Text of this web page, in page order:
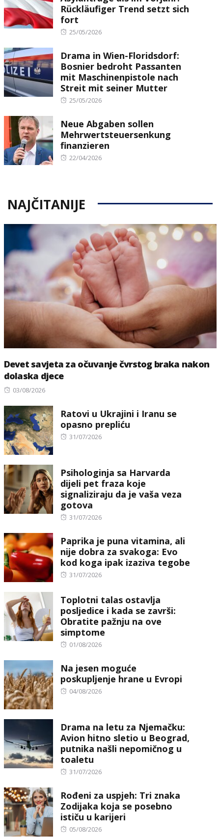
Rückläufiger Trend setzt sich
fort
Posted
25/05/2026
Drama in Wien-Floridsdorf:
Bosnier bedroht Passanten
mit Maschinenpistole nach
Streit mit seiner Mutter
Posted
25/05/2026
Neue Abgaben sollen
Mehrwertsteuersenkung
finanzieren
Posted
22/04/2026
NAJČITANIJE
Devet savjeta za očuvanje čvrstog braka nakon
dolaska djece
Posted
03/08/2026
Ratovi u Ukrajini i Iranu se
opasno prepliću
Posted
31/07/2026
Psihologinja sa Harvarda
dijeli pet fraza koje
signaliziraju da je vaša veza
gotova
Posted
31/07/2026
Paprika je puna vitamina, ali
nije dobra za svakoga: Evo
kod koga ipak izaziva tegobe
Posted
31/07/2026
Toplotni talas ostavlja
posljedice i kada se završi:
Obratite pažnju na ove
simptome
Posted
01/08/2026
Na jesen moguće
poskupljenje hrane u Evropi
Posted
04/08/2026
Drama na letu za Njemačku:
Avion hitno sletio u Beograd,
putnika našli nepomičnog u
toaletu
Posted
31/07/2026
Rođeni za uspjeh: Tri znaka
Zodijaka koja se posebno
ističu u karijeri
Posted
05/08/2026